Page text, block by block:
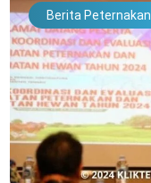
Berita Peternakan